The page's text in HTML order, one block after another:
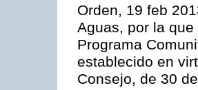
Orden, 19 feb
Aguas, por la
Programa
establecido en
Consejo, de 30